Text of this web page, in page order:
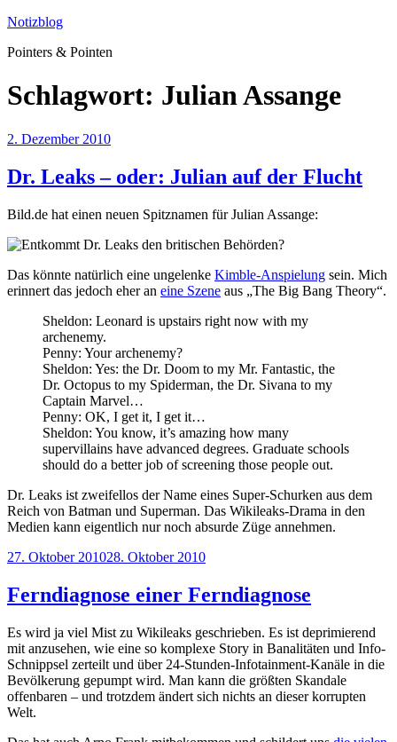
Zum
springen
Notizblog
Pointers & Pointen
Schlagwort: Julian Assange
Veröffentlicht
2. Dezember 2010
Dr. Leaks – oder: Julian auf der Flucht
Bild.de hat einen neuen Spitznamen für Julian Assange:
Das könnte natürlich eine ungelenke Kimble-Anspielung sein. Mich
erinnert das jedoch eher an eine Szene aus „The Big Bang Theory“.
Sheldon: Leonard is upstairs right now with my
archenemy.
Penny: Your archenemy?
Sheldon: Yes: the Dr. Doom to my Mr. Fantastic, the
Dr. Octopus to my Spiderman, the Dr. Sivana to my
Captain Marvel…
Penny: OK, I get it, I get it…
Sheldon: You know, it’s amazing how many
supervillains have advanced degrees. Graduate schools
should do a better job of screening those people out.
Dr. Leaks ist zweifellos der Name eines Super-Schurken aus dem
Reich von Batman und Superman. Das Wikileaks-Drama in den
Medien kann eigentlich nur noch absurde Züge annehmen.
Veröffentlicht
27. Oktober 201028. Oktober 2010
Ferndiagnose einer Ferndiagnose
Es wird ja viel Mist zu Wikileaks geschrieben. Es ist deprimierend
mit anzusehen, wie eine so komplexe Story in Banalitäten und Info-
Schnippsel zerteilt und über 24-Stunden-Infotainment-Kanäle in die
Bevölkerung gepumpt wird. Man kann die größten Skandale
offenbaren – und trotzdem ändert sich nichts an dieser korrupten
Welt.